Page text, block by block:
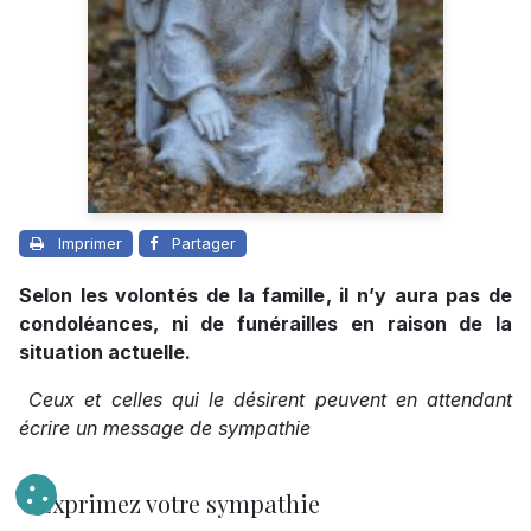
Imprimer Partager
Selon les volontés de la famille, il n’y aura pas de
condoléances, ni de funérailles en raison de la
situation actuelle.
Ceux et celles qui le désirent peuvent en attendant
écrire un message de sympathie
Exprimez votre sympathie